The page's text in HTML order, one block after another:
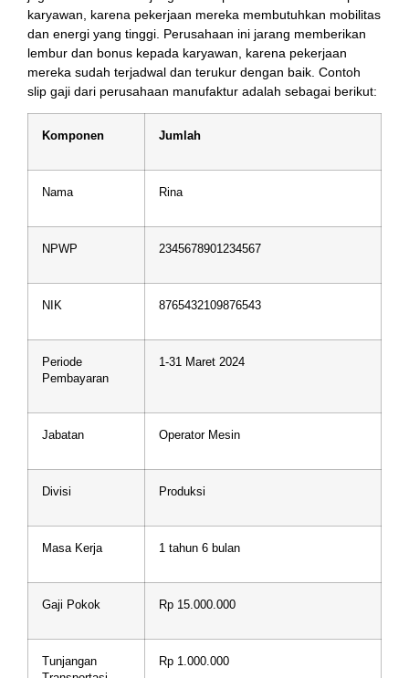
karyawan, karena pekerjaan mereka membutuhkan mobilitas
dan energi yang tinggi. Perusahaan ini jarang memberikan
lembur dan bonus kepada karyawan, karena pekerjaan
mereka sudah terjadwal dan terukur dengan baik. Contoh
slip gaji dari perusahaan manufaktur adalah sebagai berikut:
Komponen Jumlah
Nama Rina
NPWP 2345678901234567
NIK 8765432109876543
Periode
Pembayaran
1-31 Maret 2024
Jabatan Operator Mesin
Divisi Produksi
Masa Kerja 1 tahun 6 bulan
Gaji Pokok Rp 15.000.000
Tunjangan
Rp 1.000.000